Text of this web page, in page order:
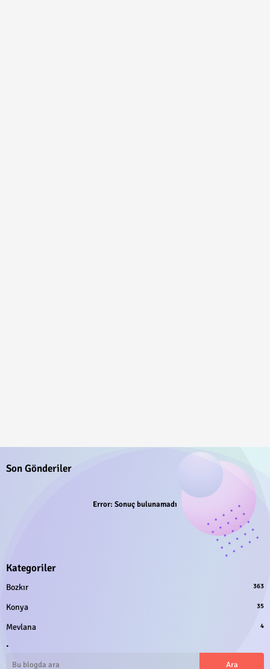
Son Gönderiler
Error: Sonuç bulunamadı
Kategoriler
Bozkır 363
Konya 35
Mevlana 4
.